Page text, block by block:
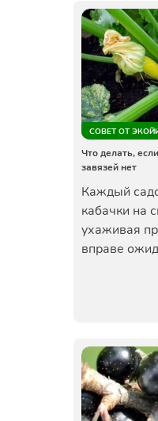
СОВЕТ ОТ
Что делать,
завязей нет
Каждый
кабачки на
ухаживая
вправе